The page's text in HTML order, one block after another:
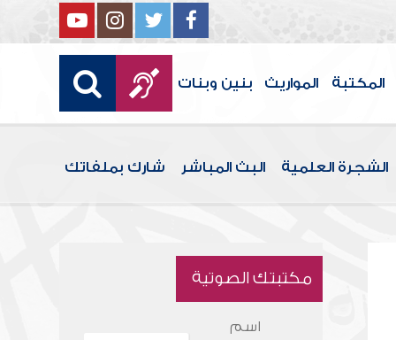
المكتبة المواريث بنين وبنات
الشجرة العلمية البث المباشر شارك بملفاتك
مكتبتك الصوتية
اسم